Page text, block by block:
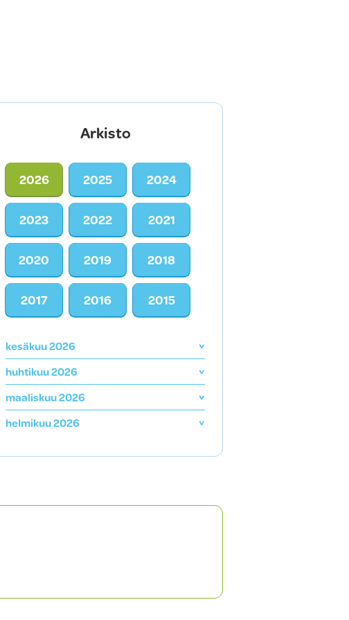
Arkisto
2026 2025 2024
2023 2022 2021
2020 2019 2018
2017 2016 2015
kesäkuu 2026
huhtikuu 2026
maaliskuu 2026
helmikuu 2026